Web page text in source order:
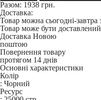
Разом: 1938 грн.
Доставка:
Товар можна сьогодні-завтра
Товар може бути
Доставка Новою
поштою
Повернення товару
протягом 14 днів
Основні характеристики
Колір
: Чорний
Ресурс